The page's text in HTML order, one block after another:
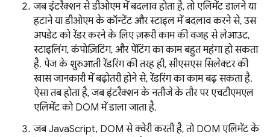
जब इंटरैक्शन से डीओएम में बदलाव होता है, तो एलिमेंट डालने या
हटाने या डीओएम के कॉन्टेंट और स्टाइल में बदलाव करने से, उस
अपडेट को रेंडर करने के लिए ज़रूरी काम की वजह से लेआउट,
स्टाइलिंग, कंपोज़िटिंग, और पेंटिंग का काम बहुत महंगा हो सकता
है. पेज के शुरुआती रेंडरिंग की तरह ही, सीएसएस सिलेक्टर की
खास जानकारी में बढ़ोतरी होने से, रेंडरिंग का काम बढ़ सकता है.
ऐसा तब होता है, जब इंटरैक्शन के नतीजे के तौर पर एचटीएमएल
एलिमेंट को DOM में डाला जाता है.
जब JavaScript, DOM से क्वेरी करती है, तो DOM एलिमेंट के